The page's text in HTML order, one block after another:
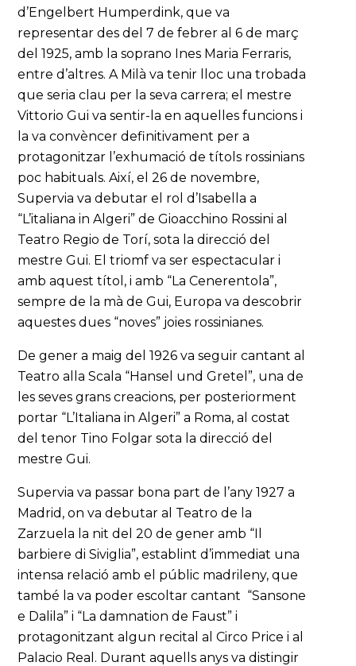
d’Engelbert Humperdink, que va
representar des del 7 de febrer al 6 de març
del 1925, amb la soprano Ines Maria Ferraris,
entre d’altres. A Milà va tenir lloc una trobada
que seria clau per la seva carrera; el mestre
Vittorio Gui va sentir-la en aquelles funcions i
la va convèncer definitivament per a
protagonitzar l’exhumació de títols rossinians
poc habituals. Així, el 26 de novembre,
Supervia va debutar el rol d’Isabella a
“L’italiana in Algeri” de Gioacchino Rossini al
Teatro Regio de Torí, sota la direcció del
mestre Gui. El triomf va ser espectacular i
amb aquest títol, i amb “La Cenerentola”,
sempre de la mà de Gui, Europa va descobrir
aquestes dues “noves” joies rossinianes.
De gener a maig del 1926 va seguir cantant al
Teatro alla Scala “Hansel und Gretel”, una de
les seves grans creacions, per posteriorment
portar “L’Italiana in Algeri” a Roma, al costat
del tenor Tino Folgar sota la direcció del
mestre Gui.
Supervia va passar bona part de l’any 1927 a
Madrid, on va debutar al Teatro de la
Zarzuela la nit del 20 de gener amb “Il
barbiere di Siviglia”, establint d’immediat una
intensa relació amb el públic madrileny, que
també la va poder escoltar cantant “Sansone
e Dalila” i “La damnation de Faust” i
protagonitzant algun recital al Circo Price i al
Palacio Real. Durant aquells anys va distingir